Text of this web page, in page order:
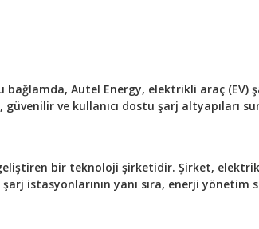
Autel Energy, elektrikli araç
ve kullanıcı dostu şarj altyapıları
bir teknoloji şirketidir. Şirket,
istasyonlarının yanı sıra, enerji